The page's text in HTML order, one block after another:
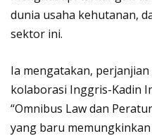
dunia usaha kehutanan,
sektor ini.
Ia mengatakan,
kolaborasi Inggris-Kadin
“Omnibus Law dan
yang baru